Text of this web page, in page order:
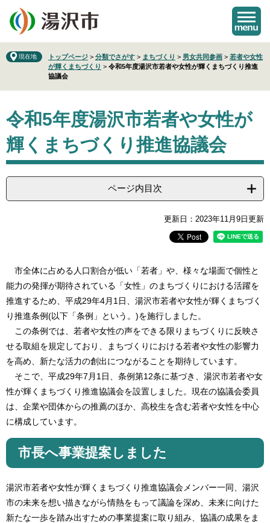
の
先
ー
を
本
へ
現在地 トップページ > 分類でさがす > まちづくり > 男女共同参画 > 若者や女性
が輝くまちづくり > 令和5年度湯沢市若者や女性が輝くまちづくり推進
協議会
文
令和5年度湯沢市若者や女性が
輝くまちづくり推進協議会
ページ内目次
更新日：2023年11月9日更新
市全体に占める人口割合が低い「若者」や、様々な場面で個性と
能力の発揮が期待されている「女性」のまちづくりにおける活躍を
推進するため、平成29年4月1日、湯沢市若者や女性が輝くまちづく
り推進条例(以下「条例」という。)を施行しました。
この条例では、若者や女性の声をできる限りまちづくりに反映さ
せる取組を規定しており、まちづくりにおける若者や女性の影響力
を高め、新たな活力の創出につながることを期待しています。
そこで、平成29年7月1日、条例第12条に基づき、湯沢市若者や女
性が輝くまちづくり推進協議会を設置しました。現在の協議会委員
は、企業や団体からの推薦のほか、高校生を含む若者や女性を中心
に構成しています。
市長へ事業提案しました
湯沢市若者や女性が輝くまちづくり推進協議会メンバー一同、湯沢
市の未来を想い描きながら情熱をもって議論を深め、未来に向けた
新たな一歩を踏み出すための事業提案に取り組み、協議の成果をま